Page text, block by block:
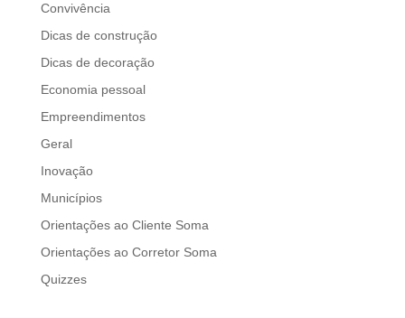
b
e
f
t
a
n
k
Convivência
Dicas de construção
Dicas de decoração
Economia pessoal
Empreendimentos
Geral
Inovação
Municípios
Orientações ao Cliente Soma
Orientações ao Corretor Soma
Quizzes